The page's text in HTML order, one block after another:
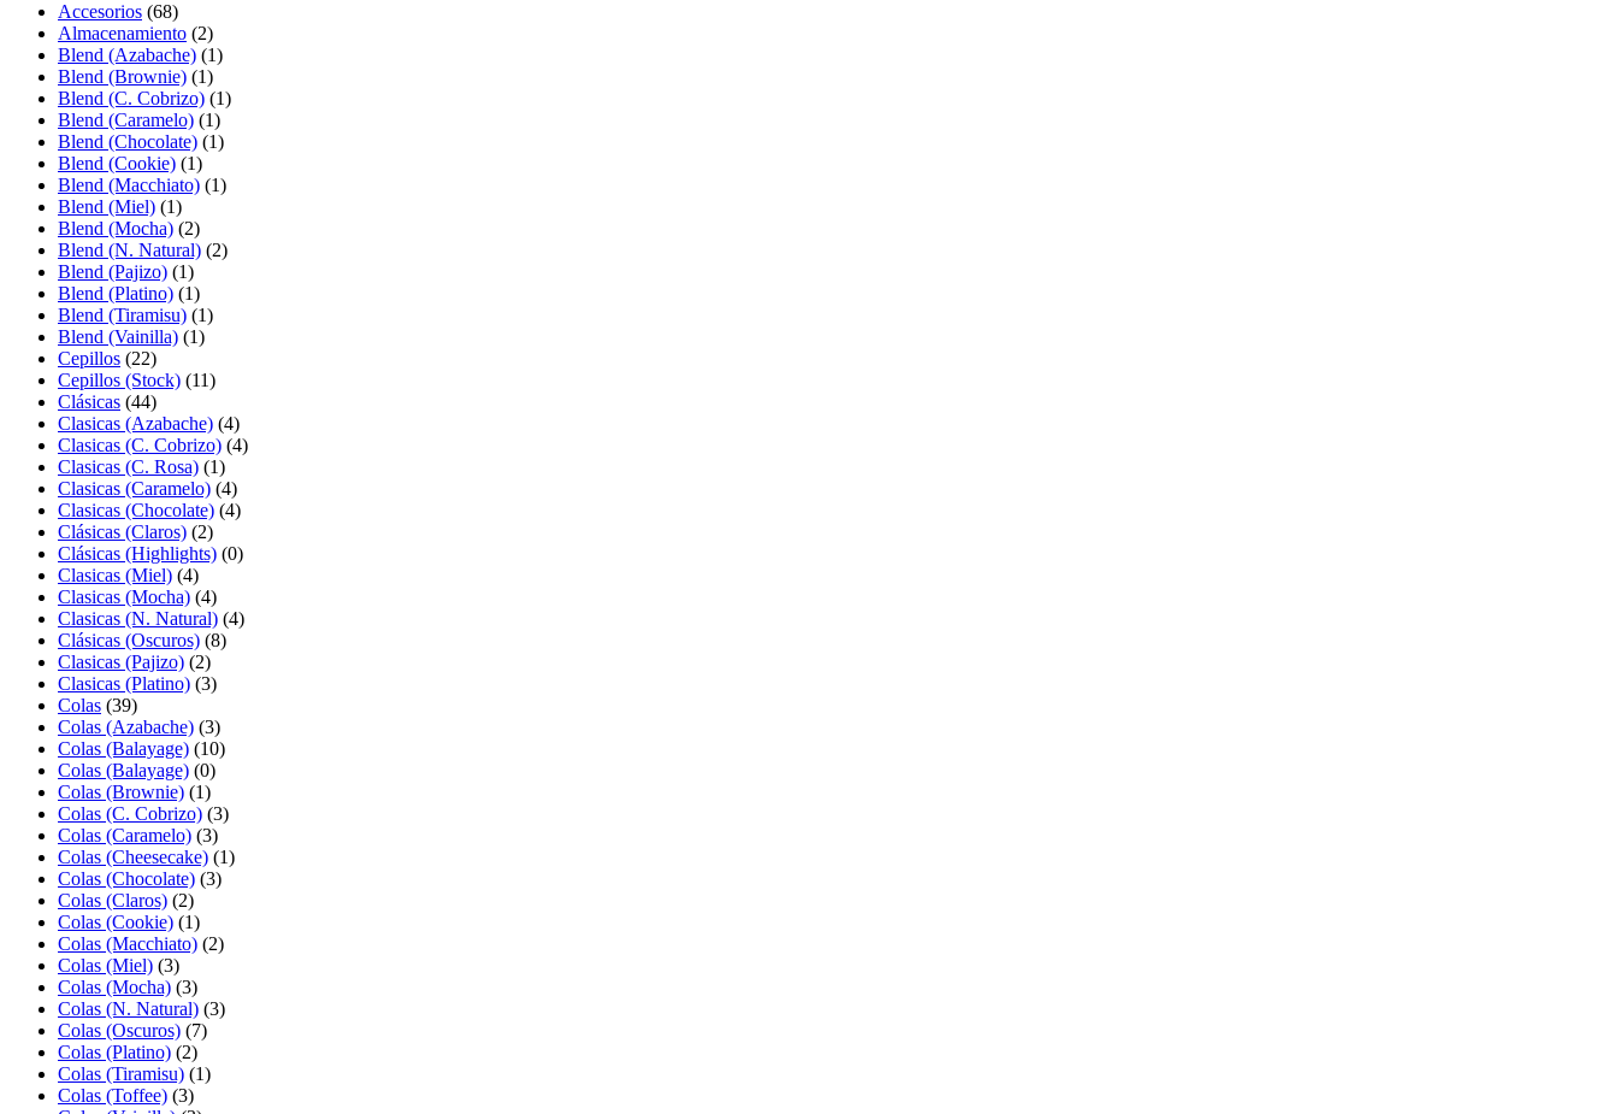
Accesorios (68)
Almacenamiento (2)
Blend (Azabache) (1)
Blend (Brownie) (1)
Blend (C. Cobrizo) (1)
Blend (Caramelo) (1)
Blend (Chocolate) (1)
Blend (Cookie) (1)
Blend (Macchiato) (1)
Blend (Miel) (1)
Blend (Mocha) (2)
Blend (N. Natural) (2)
Blend (Pajizo) (1)
Blend (Platino) (1)
Blend (Tiramisu) (1)
Blend (Vainilla) (1)
Cepillos (22)
Cepillos (Stock) (11)
Clásicas (44)
Clasicas (Azabache) (4)
Clasicas (C. Cobrizo) (4)
Clasicas (C. Rosa) (1)
Clasicas (Caramelo) (4)
Clasicas (Chocolate) (4)
Clásicas (Claros) (2)
Clásicas (Highlights) (0)
Clasicas (Miel) (4)
Clasicas (Mocha) (4)
Clasicas (N. Natural) (4)
Clásicas (Oscuros) (8)
Clasicas (Pajizo) (2)
Clasicas (Platino) (3)
Colas (39)
Colas (Azabache) (3)
Colas (Balayage) (10)
Colas (Balayage) (0)
Colas (Brownie) (1)
Colas (C. Cobrizo) (3)
Colas (Caramelo) (3)
Colas (Cheesecake) (1)
Colas (Chocolate) (3)
Colas (Claros) (2)
Colas (Cookie) (1)
Colas (Macchiato) (2)
Colas (Miel) (3)
Colas (Mocha) (3)
Colas (N. Natural) (3)
Colas (Oscuros) (7)
Colas (Platino) (2)
Colas (Tiramisu) (1)
Colas (Toffee) (3)